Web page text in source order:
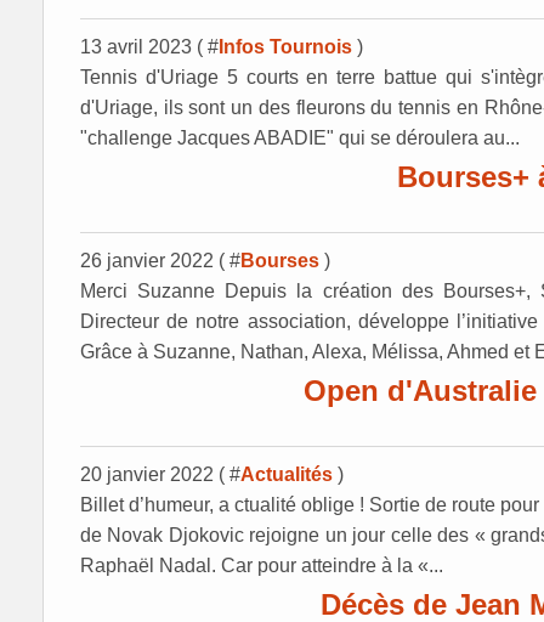
13 avril 2023 ( # Infos Tournois )
Tennis d'Uriage 5 courts en terre battue qui
d'Uriage, ils sont un des fleurons du tennis en
"challenge Jacques ABADIE" qui se déroulera au...
Bourses+
26 janvier 2022 ( #Bourses )
Merci Suzanne Depuis la création des
Directeur de notre association, développe
Grâce à Suzanne, Nathan, Alexa, Mélissa, Ahmed et
Open
20 janvier 2022 ( #Actualités )
Billet d’humeur, a ctualité oblige ! Sortie de route
de Novak Djokovic rejoigne un jour celle des «
Raphaël Nadal. Car pour atteindre à la «...
Décès de Jean